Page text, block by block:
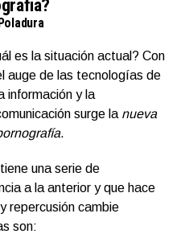
es la situación actual? Con
auge de las tecnologías de
información y la
surge la nueva
.
una serie de
a la anterior y que hace
repercusión cambie
son: